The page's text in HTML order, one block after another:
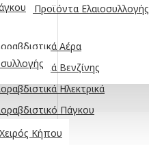
Κήπου
& Προϊόντα Ελαιοσυλλογής
Αέρα
Βενζίνης
Ηλεκτρικά
Πάγκου